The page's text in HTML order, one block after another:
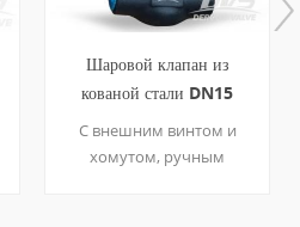
Шаровой клапан из
кованой стали DN15
С внешним винтом и
хомутом, ручным